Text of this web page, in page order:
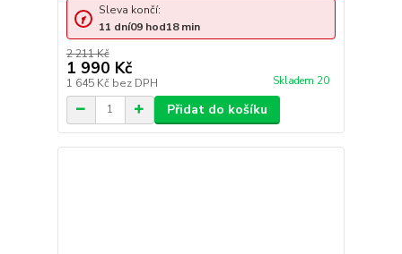
2 211 Kč
1 990 Kč
1 645 Kč bez DPH Skladem 20
Sleva končí:
11 dní09 hod18min
Přidat do košíku